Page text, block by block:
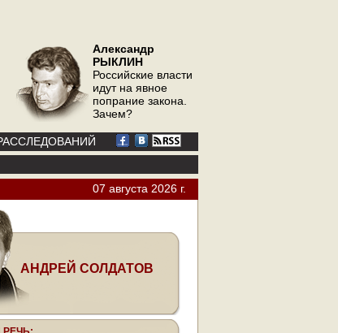
Александр
РЫКЛИН
Российские власти
идут на явное
попрание закона.
Зачем?
07 августа 2026 г.
АНДРЕЙ СОЛДАТОВ